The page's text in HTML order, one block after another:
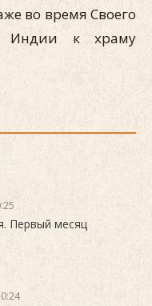
во время Своего
Индии к храму
Первый месяц